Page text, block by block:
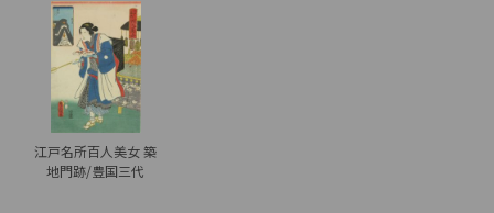
江戸名所百人美女 築
地門跡/豊国三代